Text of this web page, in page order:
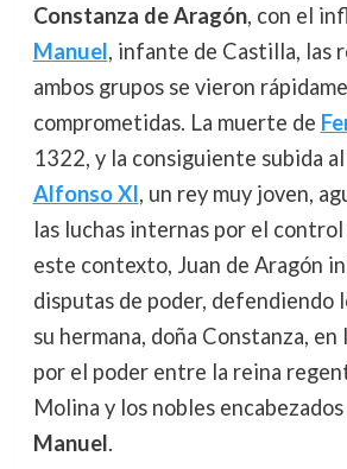
Constanza de Aragón, con el
Manuel, infante de Castilla, las
ambos grupos se vieron
comprometidas. La muerte de
1322, y la consiguiente subida
Alfonso XI, un rey muy joven,
las luchas internas por el
este contexto, Juan de Aragón
disputas de poder, defendiendo
su hermana, doña Constanza,
por el poder entre la reina
Molina y los nobles
Manuel.